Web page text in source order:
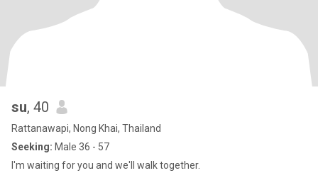
su, 40
Rattanawapi, Nong Khai, Thailand
Seeking: Male 36 - 57
I'm waiting for you and we'll walk together.